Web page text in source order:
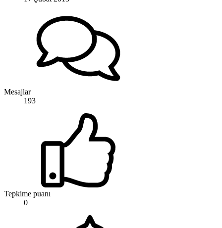
Mesajlar
193
Tepkime puanı
0